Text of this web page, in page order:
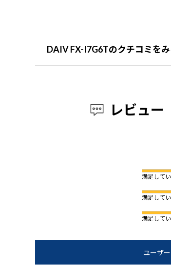
DAIV FX-I7G6Tのクチコミをみ
レビュー
満足して
満足して
満足して
ユーザ